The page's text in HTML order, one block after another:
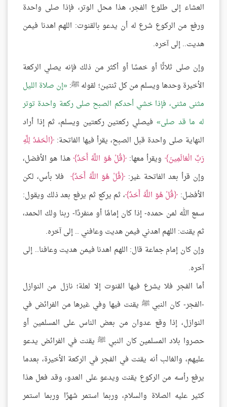
العشاء إلى طلوع الفجر، هذا محل الوتر، فإذا صلى واحدة
ورفع من الركوع شرع له أن يدعو بالقنوت: اللهم اهدنا فيمن
هديت.. إلى آخره.
وإن صلى ثلاثًا أو خمسًا أو أكثر من ذلك فإنه يصلي الركعة
الأخيرة وحدها ويسلم من كل ثنتين؛ لقوله ﷺ: إن صلاة الليل
مثنى مثنى، فإذا خشي أحدكم الصبح صلى ركعة واحدة توتر
له ما قد صلى
فيصلي ركعتين ركعتين ويسلم، ثم إذا أراد
النهاية صلى واحدة قبل الصبح، يقرأ فيها الفاتحة: الْحَمْدُ لِلَّهِ
رَبِّ الْعَالَمِينَ ويقرأ معها: قُلْ هُوَ اللَّهُ أَحَدٌ هذا هو الأفضل،
وإن قرأ بعد الفاتحة غير: قُلْ هُوَ اللَّهُ أَحَدٌ
فلا بأس، لكن
الأفضل: قُلْ هُوَ اللَّهُ أَحَدٌ ، ثم يركع ثم يرفع بعد ذلك ويقول:
سمع الله لمن حمده- إذا كان إمامًا أو منفردًا- ربنا ولك الحمد،
ثم يقنت: اللهم اهدني فيمن هديت وعافني .. إلى آخره.
وإن كان إمام جماعة قال: اللهم اهدنا فيمن هديت وعافنا.. إلى
آخره.
أما الفجر فلا يشرع فيها القنوت إلا لعلة؛ نازل من النوازل
-الفجر- كان النبي ﷺ يقنت فيها وفي غيرها من الفرائض في
النوازل، إذا وقع عدوان من بعض الناس على المسلمين أو
حصروا بلاد المسلمين كان النبي ﷺ يقنت في الفرائض يدعو
عليهم، والغالب أنه يقنت في الفجر في الركعة الأخيرة، بعدما
يرفع رأسه من الركوع يقنت ويدعو على العدو، وقد فعل هذا
كثير عليه الصلاة والسلام، وربما استمر شهرًا وربما استمر